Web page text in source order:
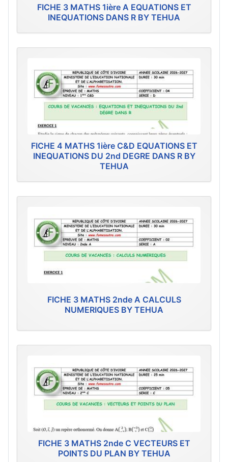
FICHE 3 MATHS 1ière A EQUATIONS ET
INEQUATIONS DANS R BY TEHUA
FICHE 4 MATHS 1ière C&D EQUATIONS ET
INEQUATIONS DU 2nd DEGRE DANS R BY
TEHUA
FICHE 3 MATHS 2nde A CALCULS
NUMERIQUES BY TEHUA
FICHE 3 MATHS 2nde C VECTEURS ET
POINTS DU PLAN BY TEHUA